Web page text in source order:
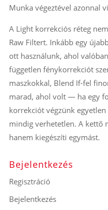
Munka végeztével azonnal
A Light korrekciós réteg
Raw Filtert. Inkább egy
ott használunk, ahol
független fénykorrekciót
maszkokkal, Blend If-fel
marad, ahol volt — ha egy
korrekciót végzünk
mindig verhetetlen. A kettő
hanem kiegészíti egymást.
Bejelentkezés
Regisztráció
Bejelentkezés